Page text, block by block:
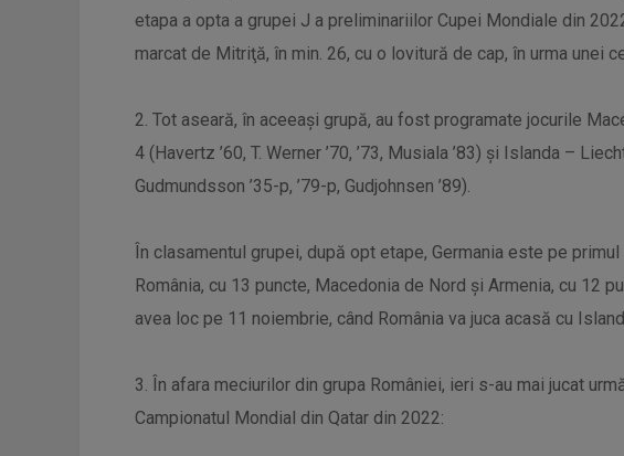
etapa a opta a grupei J a preliminariilor Cupei Mondiale din
marcat de Mitriţă, în min. 26, cu o lovitură de cap, în urma unei
2. Tot aseară, în aceeași grupă, au fost programate jocurile
4 (Havertz ’60, T. Werner ’70, ’73, Musiala ’83) şi Islanda –
Gudmundsson ’35-p, ’79-p, Gudjohnsen ’89).
În clasamentul grupei, după opt etape, Germania este pe
România, cu 13 puncte, Macedonia de Nord și Armenia, cu 12
avea loc pe 11 noiembrie, când România va juca acasă cu
3. În afara meciurilor din grupa României, ieri s-au mai jucat
Campionatul Mondial din Qatar din 2022: